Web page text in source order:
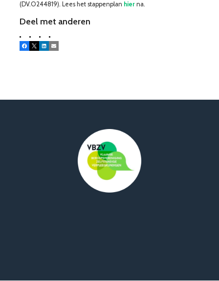
(DV.O244819). Lees het stappenplan hier na.
Deel met anderen
Facebook
X LinkedInE-mail